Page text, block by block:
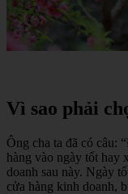
Vì sao phải
Ông cha ta đã có câu:
hàng vào ngày tốt hay
doanh sau này. Ngày
cửa hàng kinh doanh,